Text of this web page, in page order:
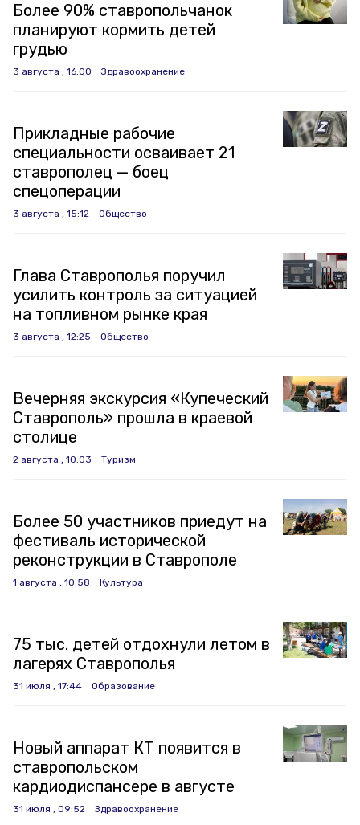
Более 90% ставропольчанок
планируют кормить детей
грудью
3 августа , 16:00 Здравоохранение
Прикладные рабочие
специальности осваивает 21
ставрополец — боец
спецоперации
3 августа , 15:12 Общество
Глава Ставрополья поручил
усилить контроль за ситуацией
на топливном рынке края
3 августа , 12:25 Общество
Вечерняя экскурсия «Купеческий
Ставрополь» прошла в краевой
столице
2 августа , 10:03 Туризм
Более 50 участников приедут на
фестиваль исторической
реконструкции в Ставрополе
1 августа , 10:58 Культура
75 тыс. детей отдохнули летом в
лагерях Ставрополья
31 июля , 17:44 Образование
Новый аппарат КТ появится в
ставропольском
кардиодиспансере в августе
31 июля , 09:52 Здравоохранение